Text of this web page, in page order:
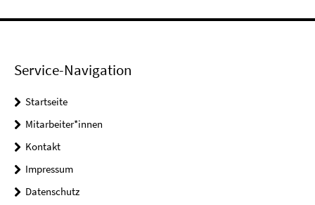
Service-Navigation
Startseite
Mitarbeiter*innen
Kontakt
Impressum
Datenschutz